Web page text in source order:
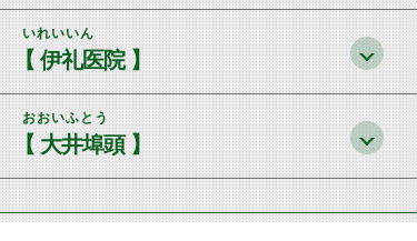
いれいいん
【 伊礼医院 】
おおいふとう
【 大井埠頭 】